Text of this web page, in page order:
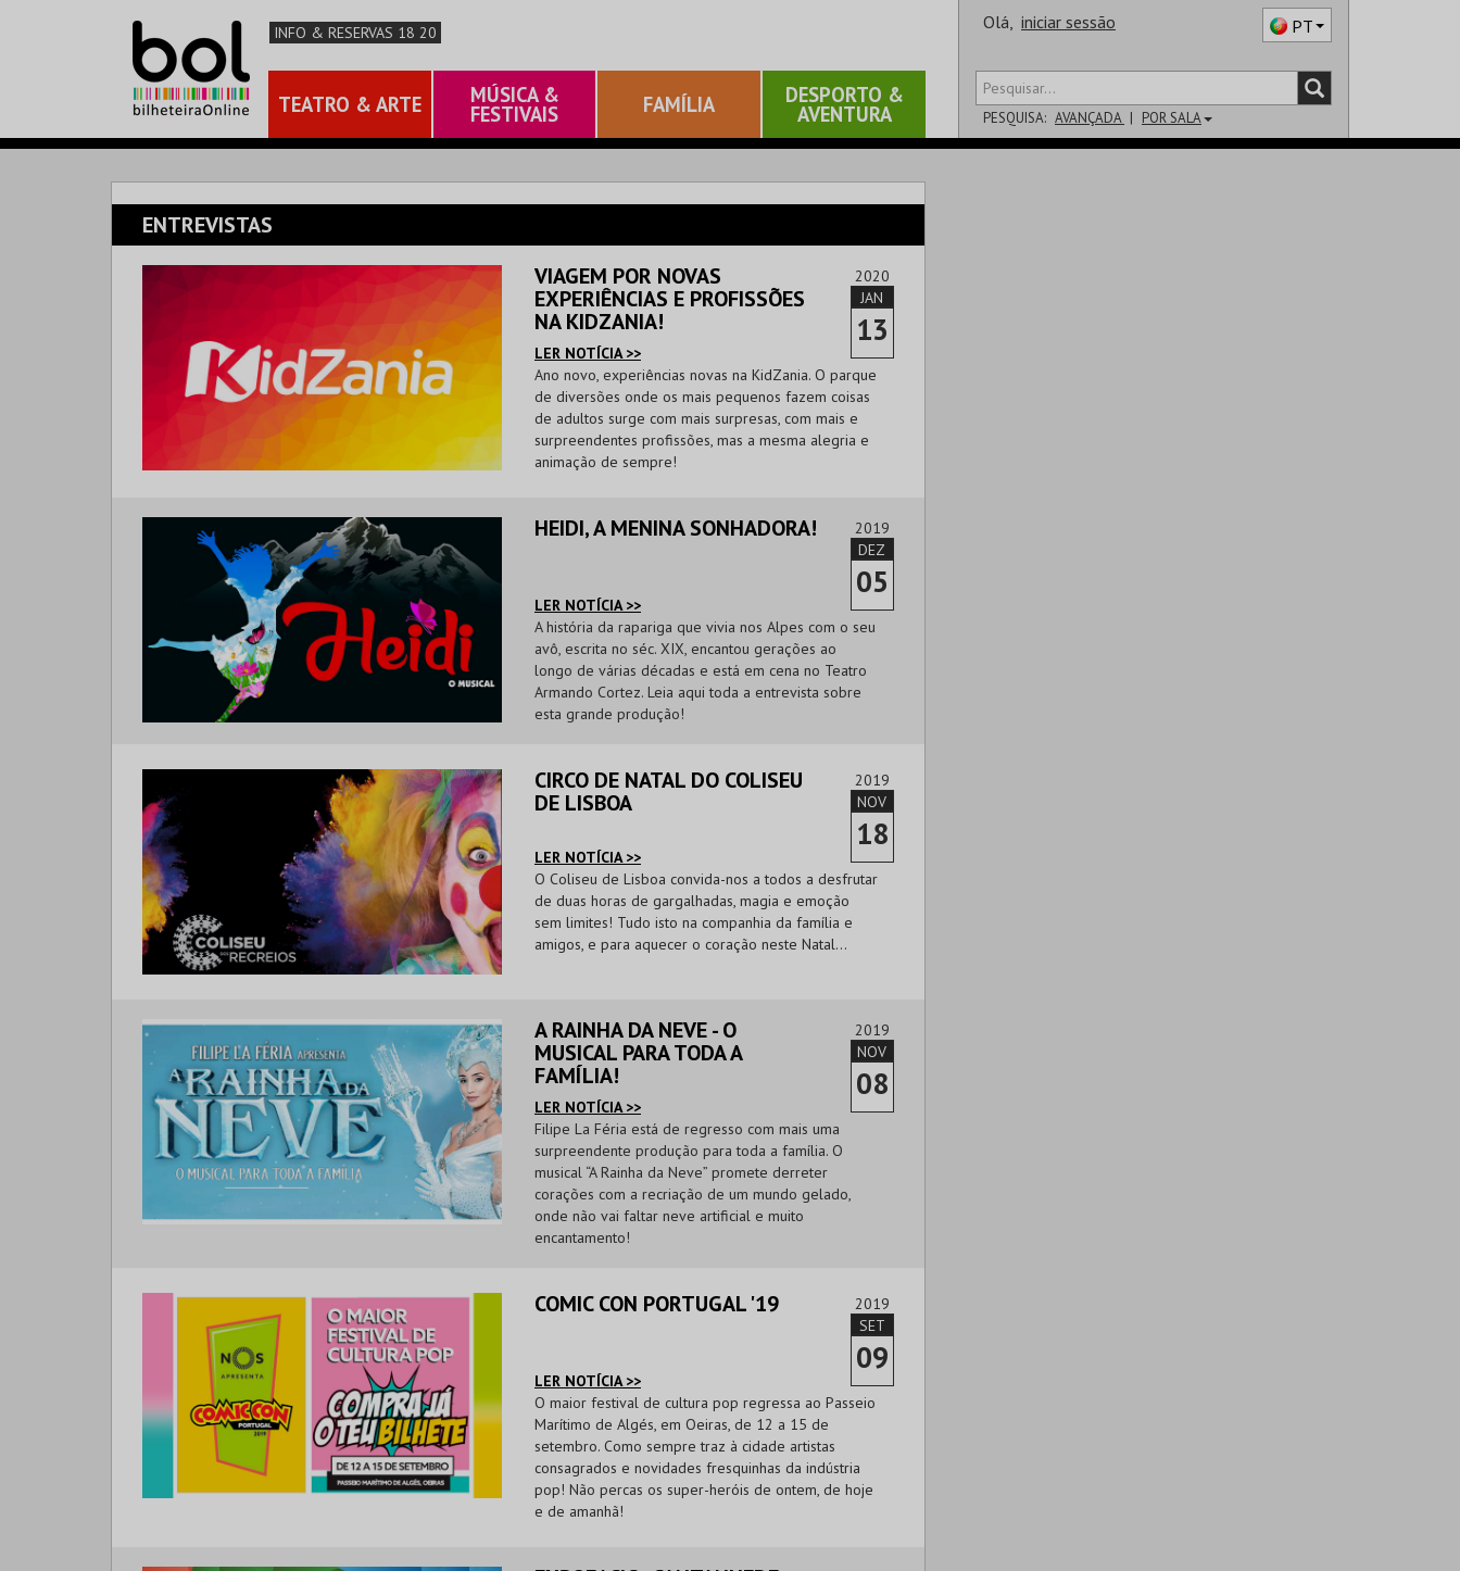
INFO & RESERVAS 18 20
TEATRO & ARTE MÚSICA &
FESTIVAIS FAMÍLIA DESPORTO &
AVENTURA
Olá, iniciar sessão PT
PESQUISA: AVANÇADA POR SALA
ENTREVISTAS
VIAGEM POR NOVAS
EXPERIÊNCIAS E PROFISSÕES
NA KIDZANIA!
LER NOTÍCIA >>
2020
JAN
13
Ano novo, experiências novas na KidZania. O parque
de diversões onde os mais pequenos fazem coisas
de adultos surge com mais surpresas, com mais e
surpreendentes profissões, mas a mesma alegria e
animação de sempre!
HEIDI, A MENINA SONHADORA!
LER NOTÍCIA >>
2019
DEZ
05
A história da rapariga que vivia nos Alpes com o seu
avô, escrita no séc. XIX, encantou gerações ao
longo de várias décadas e está em cena no Teatro
Armando Cortez. Leia aqui toda a entrevista sobre
esta grande produção!
CIRCO DE NATAL DO COLISEU
DE LISBOA
LER NOTÍCIA >>
2019
NOV
18
O Coliseu de Lisboa convida-nos a todos a desfrutar
de duas horas de gargalhadas, magia e emoção
sem limites! Tudo isto na companhia da família e
amigos, e para aquecer o coração neste Natal...
A RAINHA DA NEVE - O
MUSICAL PARA TODA A
FAMÍLIA!
LER NOTÍCIA >>
2019
NOV
08
Filipe La Féria está de regresso com mais uma
surpreendente produção para toda a família. O
musical “A Rainha da Neve” promete derreter
corações com a recriação de um mundo gelado,
onde não vai faltar neve artificial e muito
encantamento!
COMIC CON PORTUGAL '19
LER NOTÍCIA >>
2019
SET
09
O maior festival de cultura pop regressa ao Passeio
Marítimo de Algés, em Oeiras, de 12 a 15 de
setembro. Como sempre traz à cidade artistas
consagrados e novidades fresquinhas da indústria
pop! Não percas os super-heróis de ontem, de hoje
e de amanhã!